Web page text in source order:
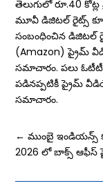
తెలుగులో రూ.40
మూవీ డిజిటల్‌ రైట్స్‌
సంబంధించిన డిజిటల్
(Amazon) ప్రైమ్
సమాచారం. పలు ఓటీటీ
పడినప్పటికీ ప్రైమ్‌
సమాచారం.
←ముంబై ఇండియన్స్
2026 లో బాక్స్ ఆఫీస్